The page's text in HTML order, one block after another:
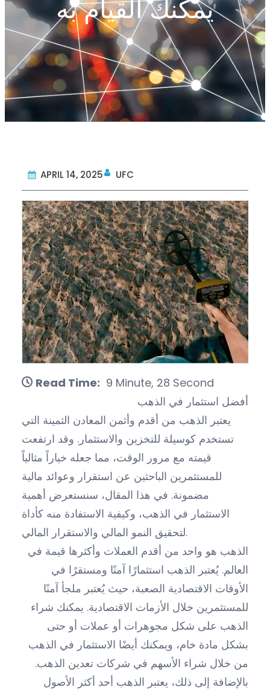
يمكنك القيام به
APRIL 14, 2025 UFC
Read Time: 9 Minute, 28 Second
أفضل استثمار في الذهب
يعتبر الذهب من أقدم وأثمن المعادن الثمينة التي
تستخدم كوسيلة للتخزين والاستثمار. وقد ارتفعت
قيمته مع مرور الوقت، مما جعله خياراً مثالياً
للمستثمرين الباحثين عن استقرار وعوائد مالية
مضمونة. في هذا المقال، سنستعرض أهمية
الاستثمار في الذهب، وكيفية الاستفادة منه كأداة
لتحقيق النمو المالي والاستقرار المالي.
الذهب هو واحد من أقدم العملات وأكثرها قيمة في
العالم. يُعتبر الذهب استثمارًا آمنًا ومستقرًا في
الأوقات الاقتصادية الصعبة، حيث يُعتبر ملجأ آمنًا
للمستثمرين خلال الأزمات الاقتصادية. يمكنك شراء
الذهب على شكل مجوهرات أو عملات أو حتى
بشكل مادة خام، ويمكنك أيضًا الاستثمار في الذهب
من خلال شراء الأسهم في شركات تعدين الذهب.
بالإضافة إلى ذلك، يعتبر الذهب أحد أكثر الأصول